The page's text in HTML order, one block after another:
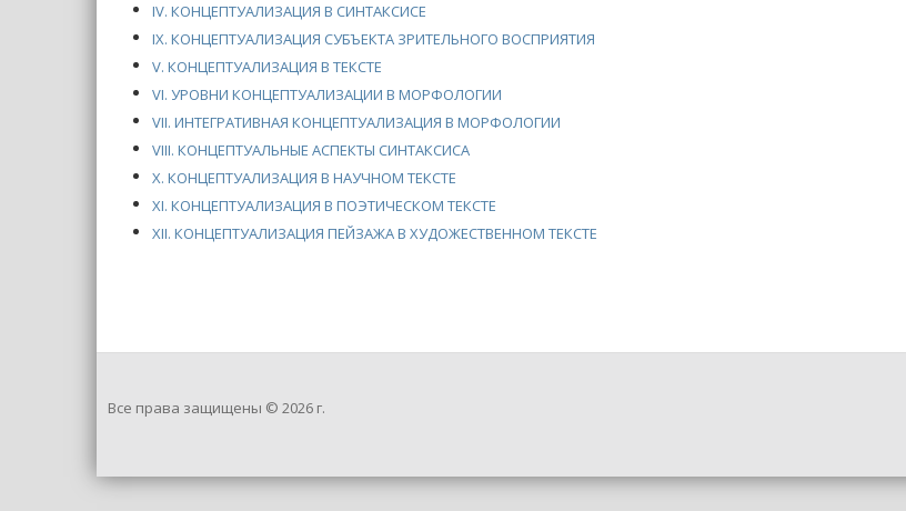
IV. КОНЦЕПТУАЛИЗАЦИЯ В СИНТАКСИСЕ
IX. КОНЦЕПТУАЛИЗАЦИЯ СУБЪЕКТА ЗРИТЕЛЬНОГО ВОСПРИЯТИЯ
V. КОНЦЕПТУАЛИЗАЦИЯ В ТЕКСТЕ
VI. УРОВНИ КОНЦЕПТУАЛИЗАЦИИ В МОРФОЛОГИИ
VII. ИНТЕГРАТИВНАЯ КОНЦЕПТУАЛИЗАЦИЯ В МОРФОЛОГИИ
VIII. КОНЦЕПТУАЛЬНЫЕ АСПЕКТЫ СИНТАКСИСА
X. КОНЦЕПТУАЛИЗАЦИЯ В НАУЧНОМ ТЕКСТЕ
XI. КОНЦЕПТУАЛИЗАЦИЯ В ПОЭТИЧЕСКОМ ТЕКСТЕ
XII. КОНЦЕПТУАЛИЗАЦИЯ ПЕЙЗАЖА В ХУДОЖЕСТВЕННОМ ТЕКСТЕ
Все права защищены © 2026 г.